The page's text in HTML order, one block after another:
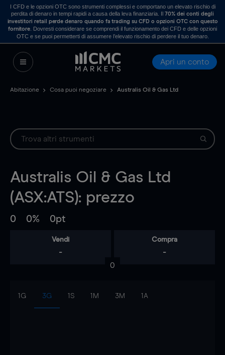
I CFD e le opzioni OTC sono strumenti complessi e comportano un elevato rischio di
perdita di denaro in tempi rapidi a causa della leva finanziaria. Il70% dei conti degli
investitori retail perde denaro quando fa trading su CFD o opzioni OTC con questo
fornitore . Dovresti considerare se comprendi il funzionamento dei CFD e delle opzioni
OTC e se puoi permetterti di assumere l’elevato rischio di perdere il tuo denaro.
Apri un conto
Abitazione Cosa puoi negoziare Australis Oil & Gas Ltd
Australis Oil & Gas Ltd
(ASX:ATS): prezzo
0 0% 0pt
Vendi
-
Compra
-
0
1G 3G 1S 1M 3M 1A